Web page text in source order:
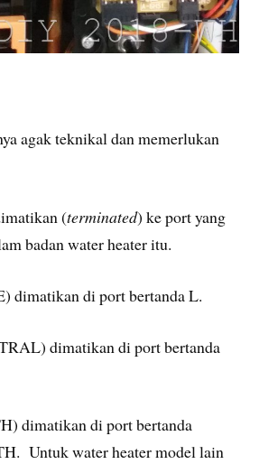
agak teknikal dan memerlukan
(terminated) ke port yang
badan water heater itu.
dimatikan di port bertanda L.
dimatikan di port bertanda
dimatikan di port bertanda
Untuk water heater model lain